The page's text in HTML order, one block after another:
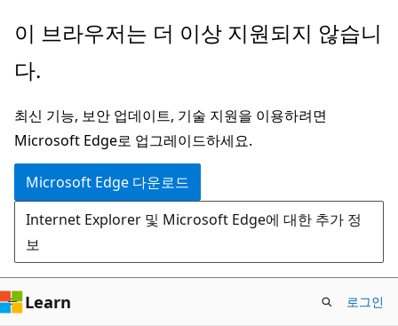
주
콘
츠
로
건
너
뛰
기
이 브라우저는 더 이상 지원되지 않습니
다.
최신 기능, 보안 업데이트, 기술 지원을 이용하려면
Microsoft Edge로 업그레이드하세요.
Microsoft Edge 다운로드
Internet Explorer 및 Microsoft Edge에 대한 추가 정
보
Learn 로그인